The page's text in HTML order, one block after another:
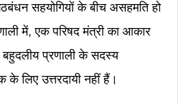
सहयोगियों के बीच असहमति हो
में, एक परिषद मंत्री का आकार
बहुदलीय प्रणाली के सदस्य
लिए उत्तरदायी नहीं हैं।